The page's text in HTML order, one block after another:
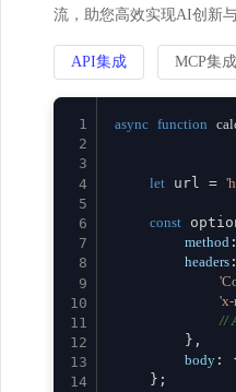
流，助您高效实现AI创新
API集成 MCP集成
1
2
3
4
5
6
7
8
9
10
11
12
13
14
async function
let url =
const
method
headers
'x-
//
        },
body :
    };